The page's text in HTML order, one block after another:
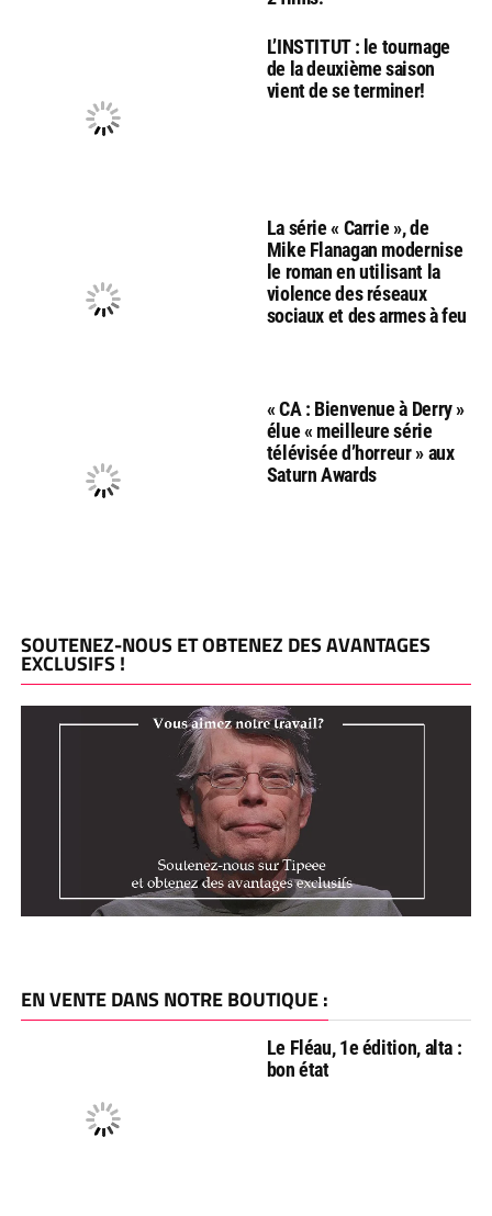
L’INSTITUT : le tournage
de la deuxième saison
vient de se terminer!
La série « Carrie », de
Mike Flanagan modernise
le roman en utilisant la
violence des réseaux
sociaux et des armes à feu
« CA : Bienvenue à Derry »
élue « meilleure série
télévisée d’horreur » aux
Saturn Awards
SOUTENEZ-NOUS ET OBTENEZ DES AVANTAGES
EXCLUSIFS !
EN VENTE DANS NOTRE BOUTIQUE :
Le Fléau, 1e édition, alta :
bon état